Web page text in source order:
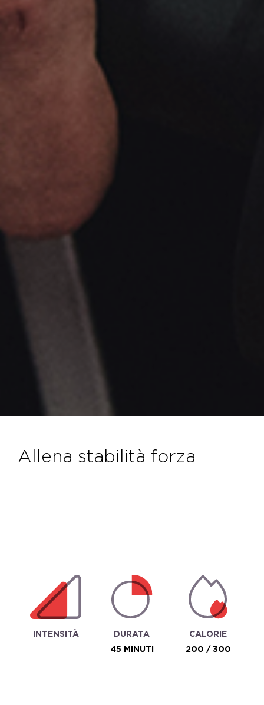
allena stabilità forza
INTENSITÀ
DURATA
45 MINUTI
CALORIE
200 / 300